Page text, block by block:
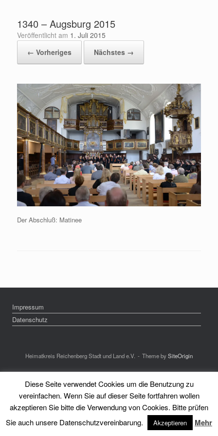
springen1340 – Augsburg 2015
Veröffentlicht am 1. Juli 2015
← Vorheriges
Nächstes →
Der Abschluß: Matinee
Impressum
Datenschutz
Heimatkreis Reichenberg Stadt und Land e.V. Theme bySiteOrigin
Diese Seite verwendet Cookies um die Benutzung zu
vereinfachen. Wenn Sie auf dieser Seite fortfahren wollen
akzeptieren Sie bitte die Verwendung von Cookies. Bitte prüfen
Sie auch unsere Datenschutzvereinbarung.
Akzeptieren Mehr